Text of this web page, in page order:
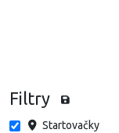
Filtry
Startovačky